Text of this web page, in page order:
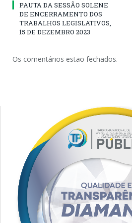
PAUTA DA SESSÃO SOLENE
DE ENCERRAMENTO DOS
TRABALHOS LEGISLATIVOS,
15 DE DEZEMBRO 2023
Os comentários estão fechados.